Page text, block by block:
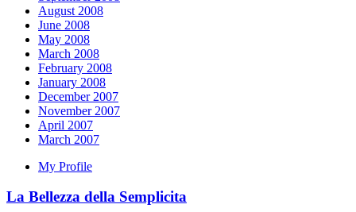
August 2008
June 2008
May 2008
March 2008
February 2008
January 2008
December 2007
November 2007
April 2007
March 2007
My Profile
La Bellezza della Semplicita